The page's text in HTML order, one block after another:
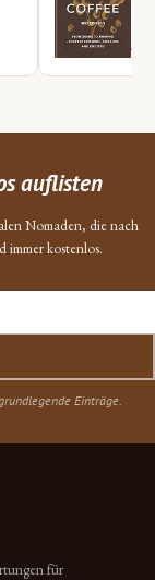
auflisten
Nomaden, die nach
immer kostenlos.
Einträge.
für